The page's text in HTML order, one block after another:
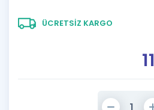
ÜCRETSİZ KARGO